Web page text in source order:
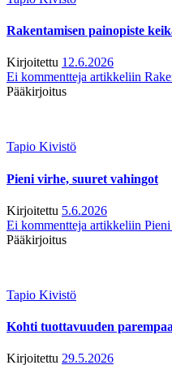
Rakentamisen painopiste
Kirjoitettu 12.6.2026
Ei kommentteja artikkeliin
Pääkirjoitus
Tapio Kivistö
Pieni virhe, suuret vahingot
Kirjoitettu 5.6.2026
Ei kommentteja artikkeliin
Pääkirjoitus
Tapio Kivistö
Kohti tuottavuuden
Kirjoitettu 29.5.2026